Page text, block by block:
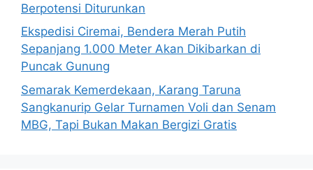
Berpotensi Diturunkan
Ekspedisi Ciremai, Bendera Merah Putih
Sepanjang 1.000 Meter Akan Dikibarkan di
Puncak Gunung
Semarak Kemerdekaan, Karang Taruna
Sangkanurip Gelar Turnamen Voli dan Senam
MBG, Tapi Bukan Makan Bergizi Gratis